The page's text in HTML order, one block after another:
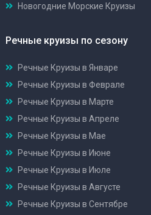
Новогодние Морские Круизы
Речные круизы по сезону
Речные Круизы в Январе
Речные Круизы в Феврале
Речные Круизы в Марте
Речные Круизы в Апреле
Речные Круизы в Мае
Речные Круизы в Июне
Речные Круизы в Июле
Речные Круизы в Августе
Речные Круизы в Сентябре